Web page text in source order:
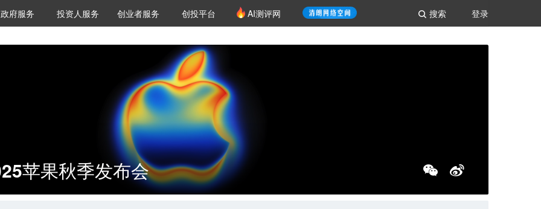
登录
搜索
城市之窗
政府服务 VClub投资机构库
投资机构职位推介
投资人服务 创投氪堂
创业者服务 创投平台 AI测评网
苹果秋季发布会